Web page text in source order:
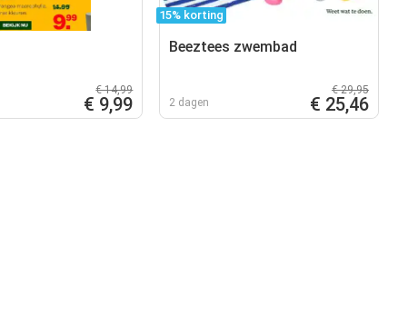
€ 14,99
€ 9,99
15% korting
Beeztees zwembad
2 dagen
€ 29,95
€ 25,46